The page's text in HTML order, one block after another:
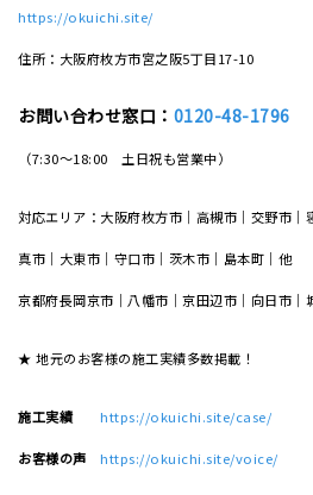
https://okuichi.site/
住所：大阪府枚方市宮之阪5丁目17-10
お問い合わせ窓口： 0120-48-1796
（7:30～18:00 土日祝も営業中）
対応エリア：大阪府枚方市｜高槻市｜交野市
真市｜大東市｜守口市｜茨木市｜島本町｜他
京都府長岡京市｜八幡市｜京田辺市｜向日市｜
★ 地元のお客様の施工実績多数掲載！
施工実績 https://okuichi.site/case/
お客様の声 https://okuichi.site/voice/